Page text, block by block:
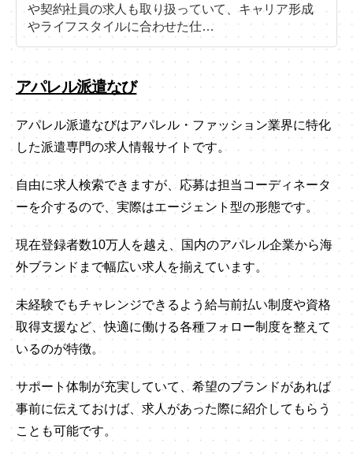
や契約社員の求人も取り扱っていて、キャリア形成
やライフスタイルに合わせた仕…
アパレル派遣なび
アパレル派遣なびはアパレル・ファッション業界に特化
した派遣専門の求人情報サイトです。
自由に求人検索できますが、応募は担当コーディネータ
ーを介するので、実際はエージェント型の形態です。
現在登録者数10万人を越え、国内のアパレル企業から海
外ブランドまで幅広い求人を揃えています。
未経験でもチャレンジできるよう給与前払い制度や資格
取得支援など、快適に働ける各種フォロー制度を整えて
いるのが特徴。
サポート体制が充実していて、希望のブランドがあれば
事前に伝えておけば、求人があった際に紹介してもらう
ことも可能です。